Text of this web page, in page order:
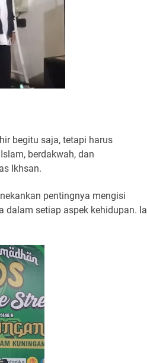
begitu saja, tetapi harus
berdakwah, dan
Ikhsan.
pentingnya mengisi
dalam setiap aspek kehidupan. Ia